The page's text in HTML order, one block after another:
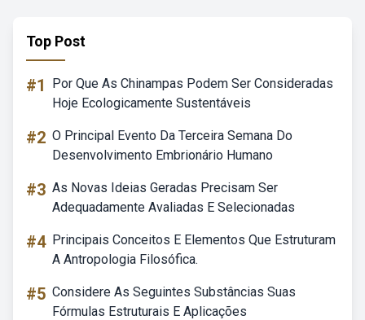
Top Post
#1
Por Que As Chinampas Podem Ser Consideradas
Hoje Ecologicamente Sustentáveis
#2 O Principal Evento Da Terceira Semana Do
Desenvolvimento Embrionário Humano
#3 As Novas Ideias Geradas Precisam Ser
Adequadamente Avaliadas E Selecionadas
#4 Principais Conceitos E Elementos Que Estruturam
A Antropologia Filosófica.
#5 Considere As Seguintes Substâncias Suas
Fórmulas Estruturais E Aplicações